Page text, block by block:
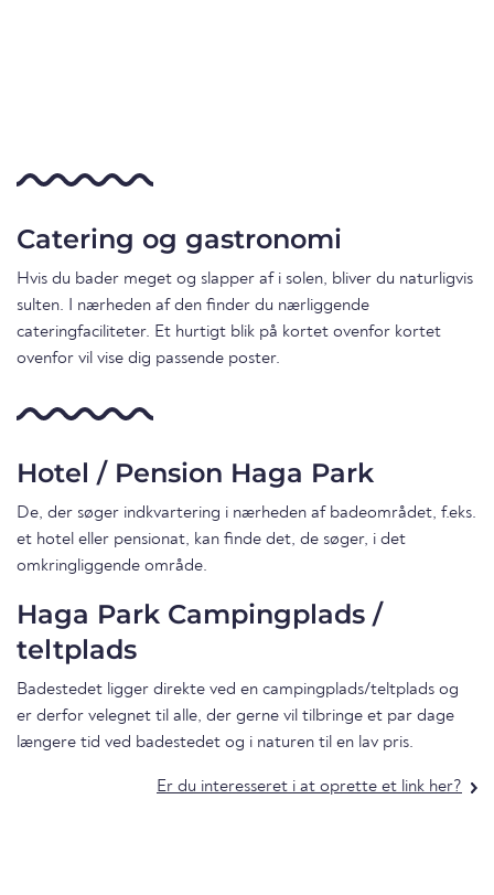
Catering og gastronomi
Hvis du bader meget og slapper af i solen, bliver du naturligvis
sulten. I nærheden af den finder du nærliggende
cateringfaciliteter. Et hurtigt blik på kortet ovenfor kortet
ovenfor vil vise dig passende poster.
Hotel / Pension Haga Park
De, der søger indkvartering i nærheden af badeområdet, f.eks.
et hotel eller pensionat, kan finde det, de søger, i det
omkringliggende område.
Haga Park Campingplads /
teltplads
Badestedet ligger direkte ved en campingplads/teltplads og
er derfor velegnet til alle, der gerne vil tilbringe et par dage
længere tid ved badestedet og i naturen til en lav pris.
Er du interesseret i at oprette et link her?